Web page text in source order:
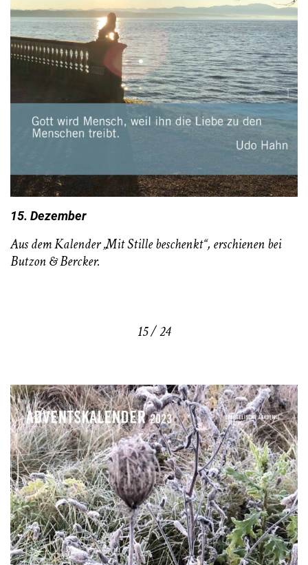
15. Dezember
Aus dem Kalender „Mit Stille beschenkt“, erschienen bei
Butzon & Bercker.
15 / 24